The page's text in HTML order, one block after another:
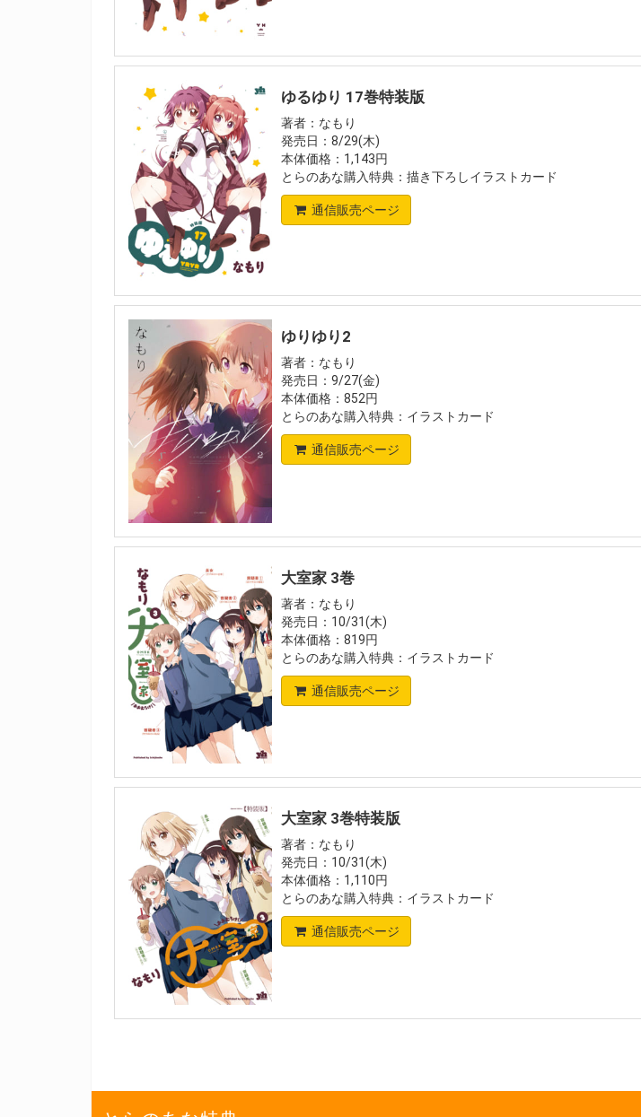
ゆるゆり 17巻特装版
著者：なもり
発売日：8/29(木)
本体価格：1,143円
とらのあな購入特典：描き下ろしイラストカード
通信販売ページ
ゆりゆり2
著者：なもり
発売日：9/27(金)
本体価格：852円
とらのあな購入特典：イラストカード
通信販売ページ
大室家 3巻
著者：なもり
発売日：10/31(木)
本体価格：819円
とらのあな購入特典：イラストカード
通信販売ページ
大室家 3巻特装版
著者：なもり
発売日：10/31(木)
本体価格：1,110円
とらのあな購入特典：イラストカード
通信販売ページ